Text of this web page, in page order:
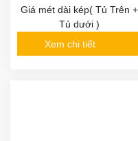
Giá mét dài kép( Tủ Trên +
Tủ dưới )
Xem chi tiết